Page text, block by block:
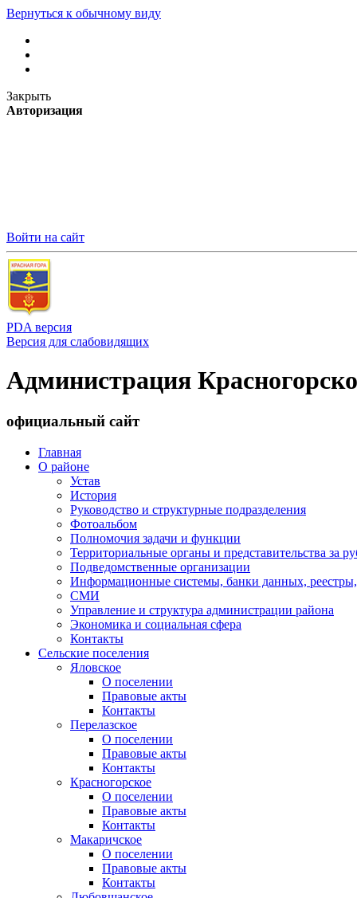
Вернуться к обычному виду
Закрыть
Авторизация
Войти на сайт
PDA версия
Версия для слабовидящих
Администрация
официальный сайт
Главная
О районе
Устав
История
Руководство и структурные подразделения
Фотоальбом
Полномочия задачи и функции
Территориальные органы и представительства за
Подведомственные организации
Информационные системы, банки данных,
СМИ
Управление и структура администрации района
Экономика и социальная сфера
Контакты
Сельские поселения
Яловское
О поселении
Правовые акты
Контакты
Перелазское
О поселении
Правовые акты
Контакты
Красногорское
О поселении
Правовые акты
Контакты
Макаричское
О поселении
Правовые акты
Контакты